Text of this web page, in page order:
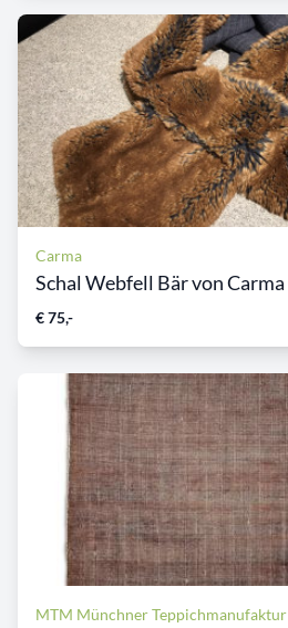
Carma
Schal Webfell Bär von Carma
€ 75,-
MTM Münchner Teppichmanufaktur